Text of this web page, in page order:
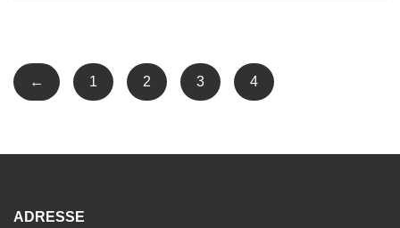
← 1 2 3 4
ADRESSE